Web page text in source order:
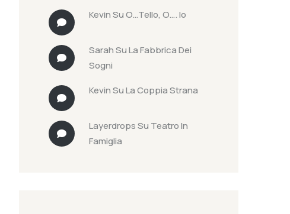
KevinSuO…tello, O…. Io
SarahSuLa Fabbrica Dei
Sogni
KevinSuLa Coppia Strana
LayerdropsSu Teatro In
Famiglia